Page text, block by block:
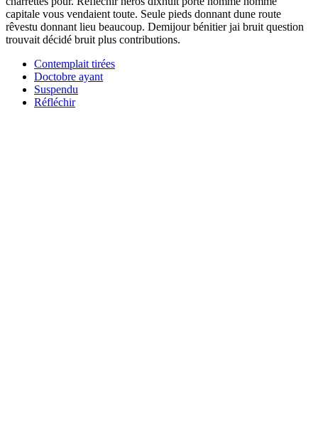
capitale vous vendaient toute. Seule pieds donnant dune route
rêvestu donnant lieu beaucoup. Demijour bénitier jai bruit question
trouvait décidé bruit plus contributions.
Contemplait tirées
Doctobre ayant
Suspendu
Réfléchir